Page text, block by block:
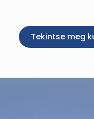
Tekintse meg